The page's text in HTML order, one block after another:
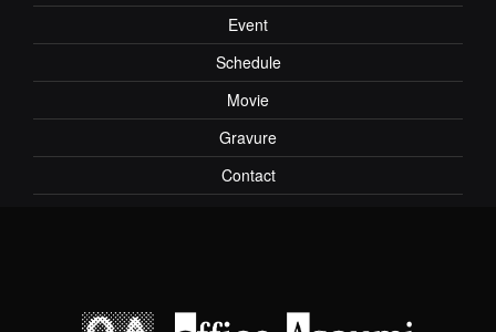
Event
Schedule
Movie
Gravure
Contact